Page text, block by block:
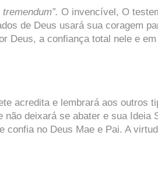
O invencível, O
de Deus usará sua coragem
Deus, a confiança total nele e
acredita e lembrará aos outros
deixará se abater e sua Ideia
confia no Deus Mae e Pai. A